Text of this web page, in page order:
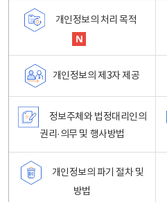
개인정보의 처리 목적
개인정보의 제3자 제공
정보주체와 법정대리인의
권리·의무 및 행사방법
개인정보의 파기 절차 및
방법